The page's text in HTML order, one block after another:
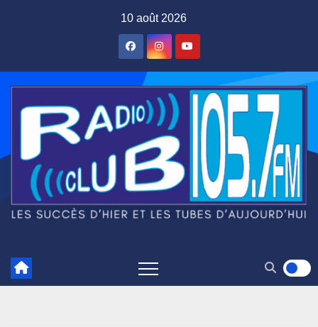
10 août 2026